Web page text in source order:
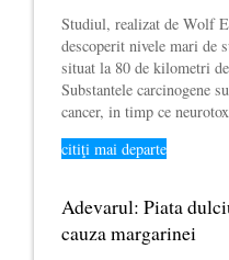
Studiul, realizat de Wolf
descoperit nivele mari de
situat la 80 de kilometri
Substantele carcinogene
cancer, in timp ce
citiţi mai departe
Adevarul: Piata
cauza margarinei